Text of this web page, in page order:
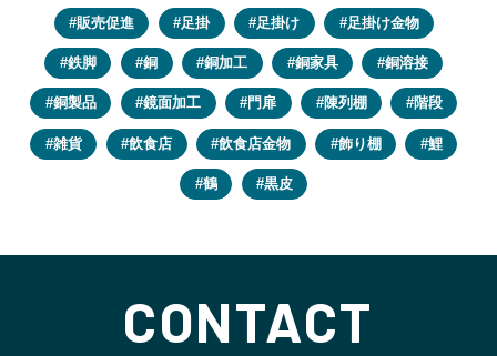
販売促進 足掛 足掛け 足掛け金物
鉄脚 銅 銅加工 銅家具 銅溶接
銅製品 鏡面加工 門扉 陳列棚 階段
雑貨 飲食店 飲食店金物 飾り棚 鯉
鶴 黒皮
CONTACT